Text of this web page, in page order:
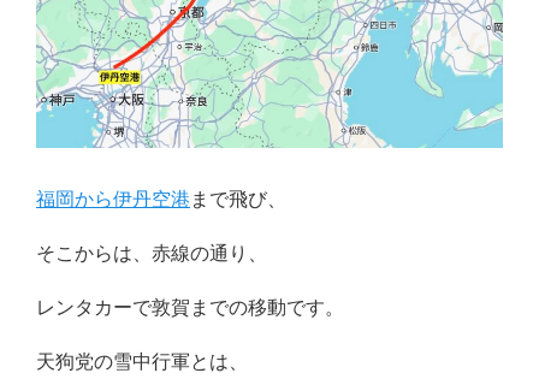
福岡から伊丹空港 まで飛び、
そこからは、赤線の通り、
レンタカーで敦賀までの移動です。
天狗党の雪中行軍とは、